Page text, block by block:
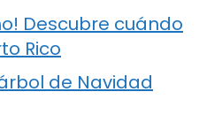
Descubre cuándo
Rico
de Navidad